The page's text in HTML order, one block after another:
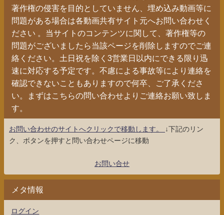
著作権の侵害を目的としていません、埋め込み動画等に
問題がある場合は各動画共有サイト元へお問い合わせく
ださい 。当サイトのコンテンツに関して、著作権等の
問題がございましたら当該ページを削除しますのでご連
絡ください。土日祝を除く3営業日以内にできる限り迅
速に対応する予定です。不慮による事故等により連絡を
確認できないこともありますので何卒、ご了承くださ
い。まずはこちらの問い合わせよりご連絡お願い致しま
す。
お問い合わせのサイトへクリックで移動します。
↓下記のリン
ク、ボタンを押すと問い合わせページに移動
お問い合せ
メタ情報
ログイン